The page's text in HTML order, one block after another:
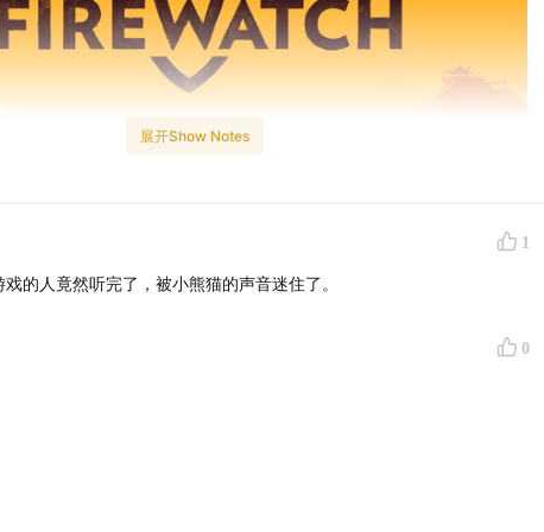
非常欢迎你点开猫音电台，这是一档个人的书影音和游戏的分
展开Show Notes
1
的人竟然听完了，被小熊猫的声音迷住了。
0